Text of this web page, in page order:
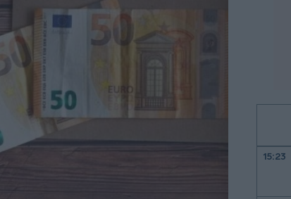
15:23